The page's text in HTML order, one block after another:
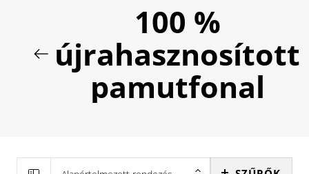
100 %
újrahasznosított
pamutfonal